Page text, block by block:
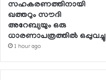
സഹകരണത്തിനായി
ഖത്തറും സൗദി
അറേബ്യയും ഒരു
ധാരണാപത്രത്തില്‍ ഒപ്പുവച്ചു
1 hour ago